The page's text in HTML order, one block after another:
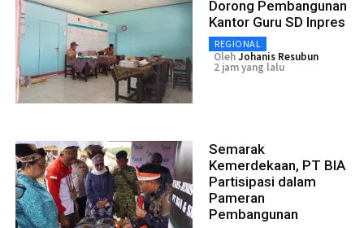
Dorong Pembangunan
Kantor Guru SD Inpres
REGIONAL
OlehJohanis Resubun
2 jam yang lalu
Semarak
Kemerdekaan, PT BIA
Partisipasi dalam
Pameran
Pembangunan